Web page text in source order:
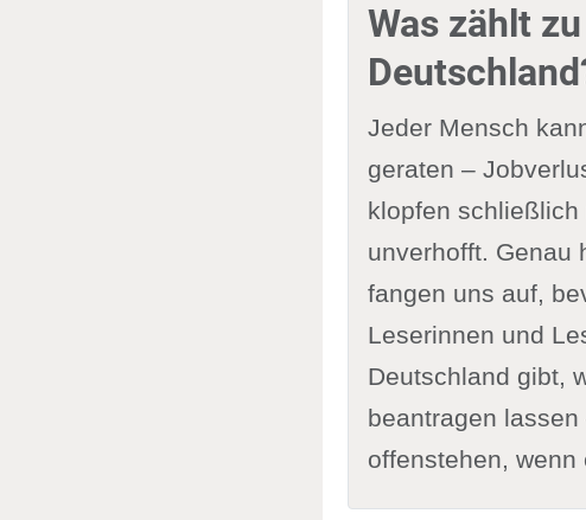
Was zählt
Jeder Mensch
geraten –
klopfen
unverhofft. Genau
fangen uns auf,
Leserinnen und
Deutschland gibt,
beantragen
offenstehen, wenn